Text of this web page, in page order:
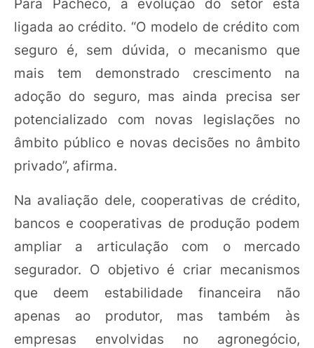
Para Pacheco, a evolução do setor está
ligada ao crédito. “O modelo de crédito com
seguro é, sem dúvida, o mecanismo que
mais tem demonstrado crescimento na
adoção do seguro, mas ainda precisa ser
potencializado com novas legislações no
âmbito público e novas decisões no âmbito
privado”, afirma.
Na avaliação dele, cooperativas de crédito,
bancos e cooperativas de produção podem
ampliar a articulação com o mercado
segurador. O objetivo é criar mecanismos
que deem estabilidade financeira não
apenas ao produtor, mas também às
empresas envolvidas no agronegócio,